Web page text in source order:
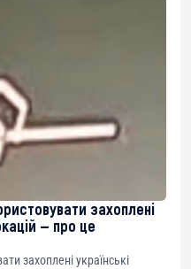
захоплені
— про це
захоплені українські